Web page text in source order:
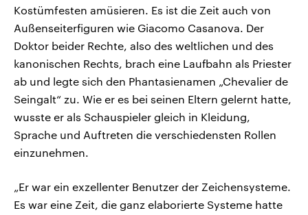
Kostümfesten amüsieren. Es ist die Zeit auch von
Außenseiterfiguren wie Giacomo Casanova. Der
Doktor beider Rechte, also des weltlichen und des
kanonischen Rechts, brach eine Laufbahn als Priester
ab und legte sich den Phantasienamen „Chevalier de
Seingalt“ zu. Wie er es bei seinen Eltern gelernt hatte,
wusste er als Schauspieler gleich in Kleidung,
Sprache und Auftreten die verschiedensten Rollen
einzunehmen.
„Er war ein exzellenter Benutzer der Zeichensysteme.
Es war eine Zeit, die ganz elaborierte Systeme hatte